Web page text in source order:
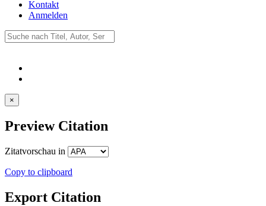
Kontakt
Anmelden
×
Preview Citation
Zitatvorschau in
Copy to clipboard
Export Citation